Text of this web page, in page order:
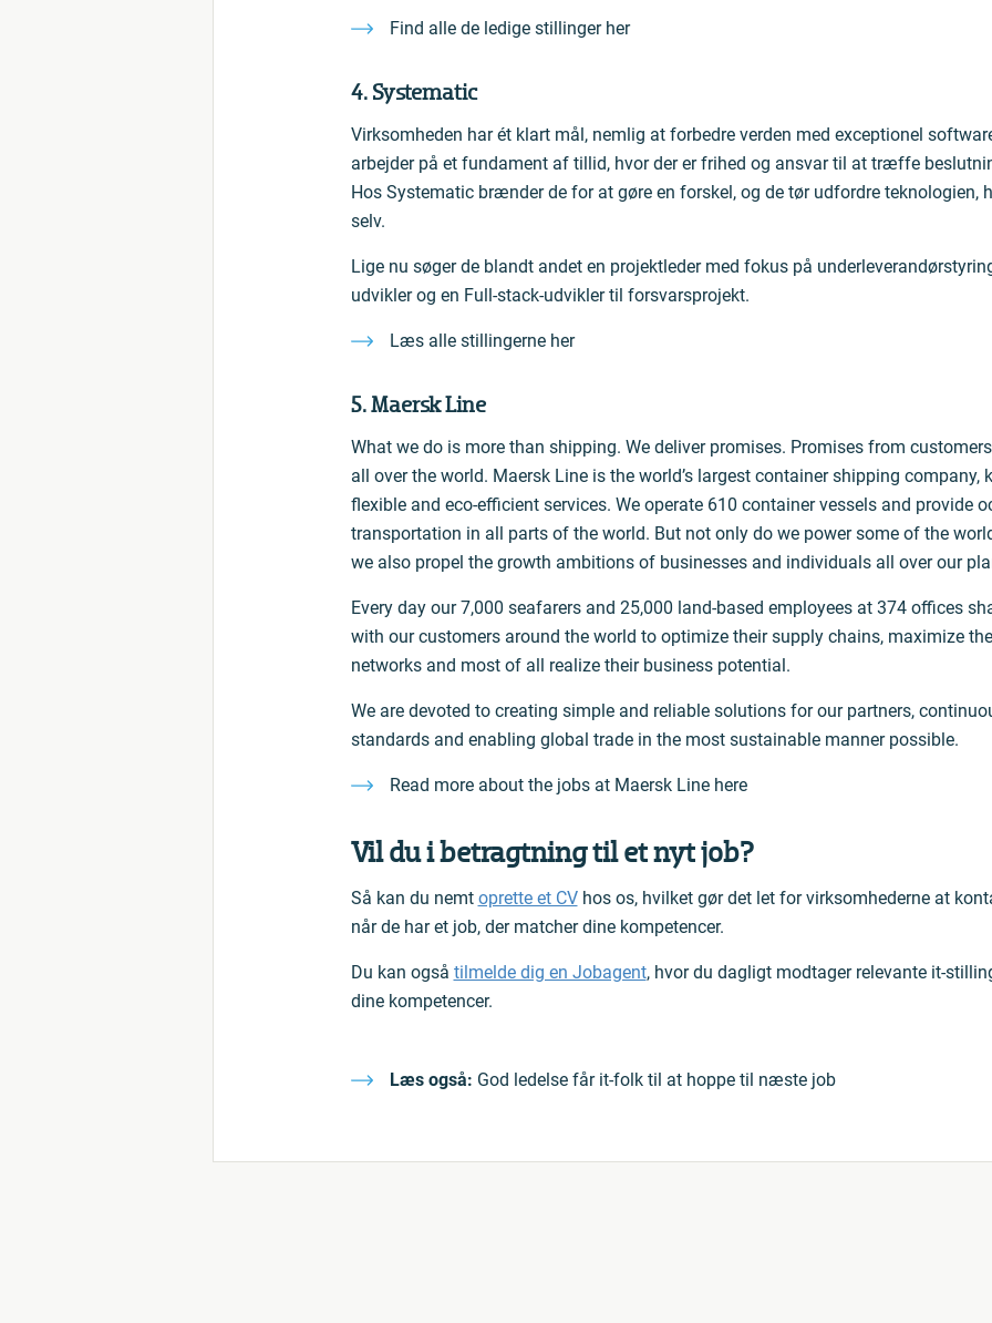
Find alle de ledige stillinger her
4. Systematic
Virksomheden har ét klart mål, nemlig at forbedre verden med exceptionel
arbejder på et fundament af tillid, hvor der er frihed og ansvar til at træffe
Hos Systematic brænder de for at gøre en forskel, og de tør udfordre teknologien,
selv.
Lige nu søger de blandt andet en projektleder med fokus på
udvikler og en Full-stack-udvikler til forsvarsprojekt.
Læs alle stillingerne her
5. Maersk Line
What we do is more than shipping. We deliver promises. Promises from
all over the world. Maersk Line is the world’s largest container shipping company,
flexible and eco-efficient services. We operate 610 container vessels and provide
transportation in all parts of the world. But not only do we power some of the
we also propel the growth ambitions of businesses and individuals all over our
Every day our 7,000 seafarers and 25,000 land-based employees at 374 offices
with our customers around the world to optimize their supply chains, maximize
networks and most of all realize their business potential.
We are devoted to creating simple and reliable solutions for our partners,
standards and enabling global trade in the most sustainable manner possible.
Read more about the jobs at Maersk Line here
Vil du i betragtning til et nyt job?
Så kan du nemt oprette et CVhos os, hvilket gør det let for virksomhederne at
når de har et job, der matcher dine kompetencer.
Du kan også tilmelde dig en Jobagent, hvor du dagligt modtager relevante it-
dine kompetencer.
Læs også: God ledelse får it-folk til at hoppe til næste job